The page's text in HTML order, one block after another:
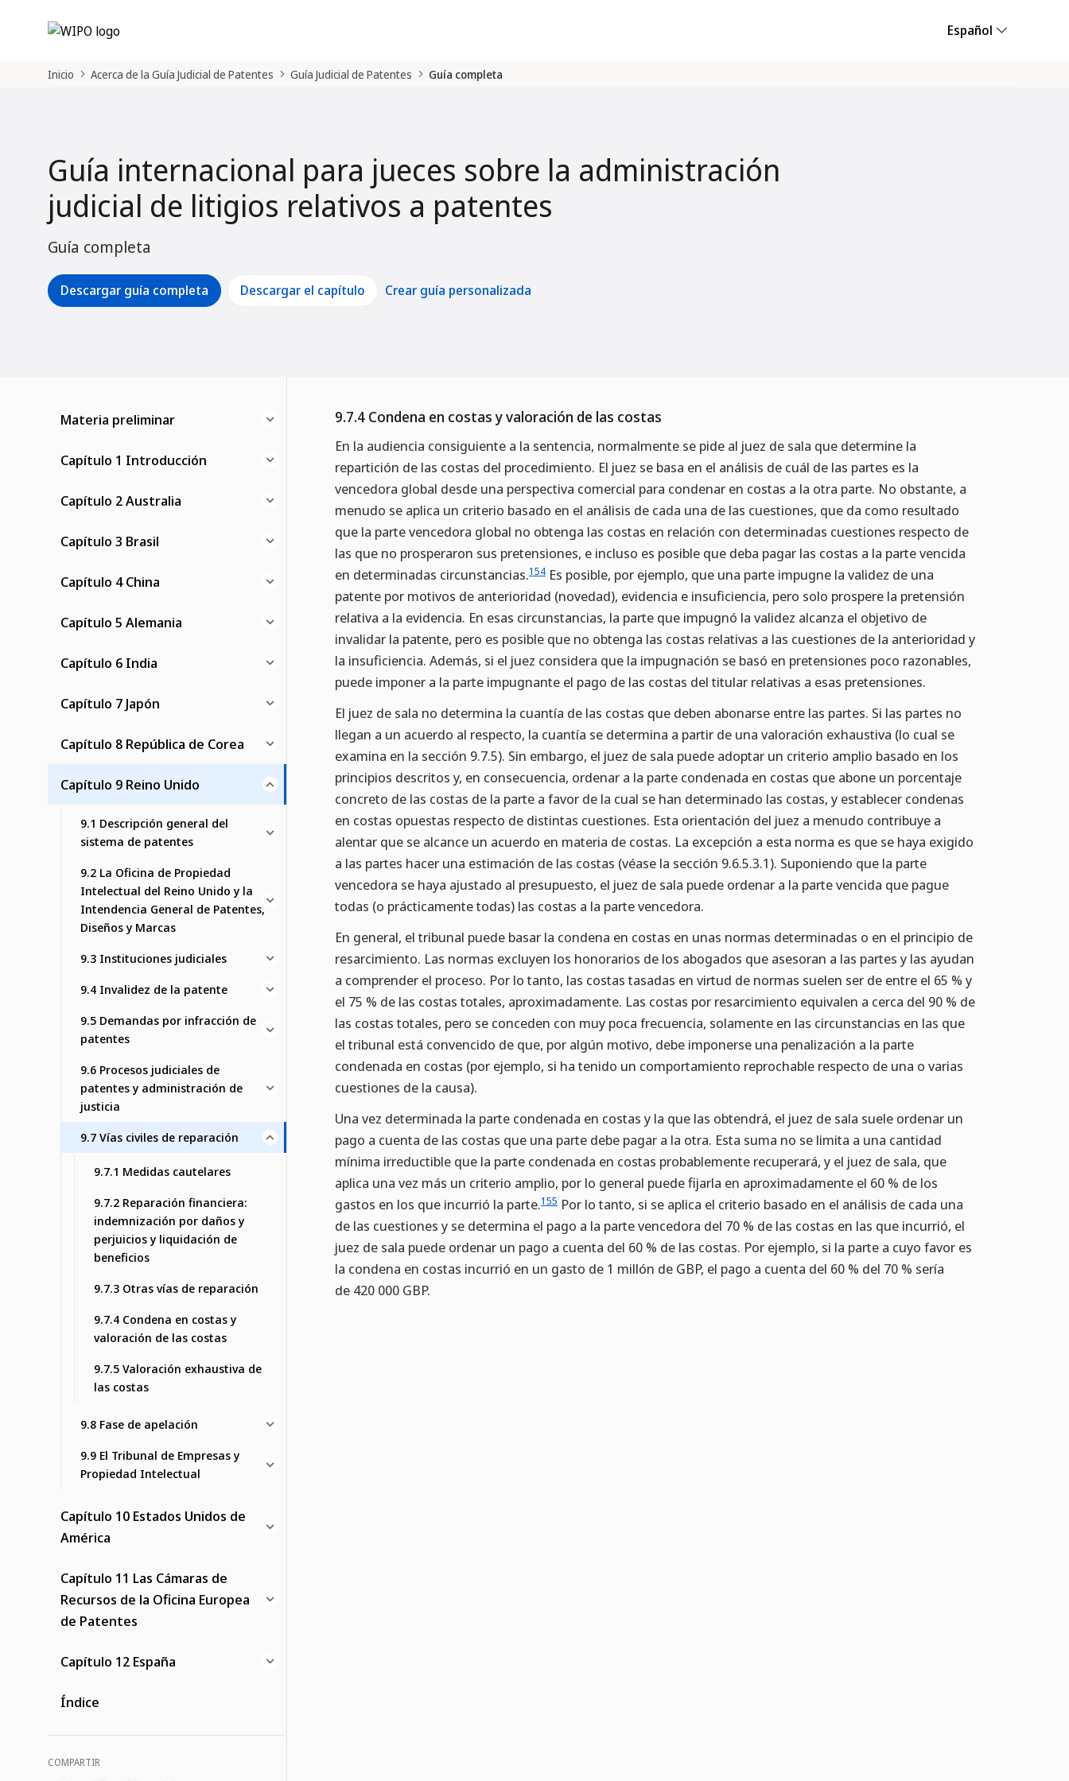
Español
Inicio Acerca de la Guía Judicial de Patentes Guía Judicial de Patentes Guía completa
Guía internacional para jueces sobre la administración
judicial de litigios relativos a patentes
Guía completa
Descargar guía completa Descargar el capítulo Crear guía personalizada
Materia preliminar
Capítulo 1 Introducción
Capítulo 2 Australia
Capítulo 3 Brasil
Capítulo 4 China
Capítulo 5 Alemania
Capítulo 6 India
Capítulo 7 Japón
Capítulo 8 República de Corea
Capítulo 9 Reino Unido
9.1 Descripción general del
sistema de patentes
9.2 La Oficina de Propiedad
Intelectual del Reino Unido y la
Intendencia General de Patentes,
Diseños y Marcas
9.3 Instituciones judiciales
9.4 Invalidez de la patente
9.5 Demandas por infracción de
patentes
9.6 Procesos judiciales de
patentes y administración de
justicia
9.7 Vías civiles de reparación
9.7.1 Medidas cautelares
9.7.2 Reparación financiera:
indemnización por daños y
perjuicios y liquidación de
beneficios
9.7.3 Otras vías de reparación
9.7.4 Condena en costas y
valoración de las costas
9.7.5 Valoración exhaustiva de
las costas
9.8 Fase de apelación
9.9 El Tribunal de Empresas y
Propiedad Intelectual
Capítulo 10 Estados Unidos de
América
Capítulo 11 Las Cámaras de
Recursos de la Oficina Europea
de Patentes
Capítulo 12 España
Índice
COMPARTIR
9.7.4 Condena en costas y valoración de las costas
En la audiencia consiguiente a la sentencia, normalmente se pide al juez de sala que determine la
repartición de las costas del procedimiento. El juez se basa en el análisis de cuál de las partes es la
vencedora global desde una perspectiva comercial para condenar en costas a la otra parte. No obstante, a
menudo se aplica un criterio basado en el análisis de cada una de las cuestiones, que da como resultado
que la parte vencedora global no obtenga las costas en relación con determinadas cuestiones respecto de
las que no prosperaron sus pretensiones, e incluso es posible que deba pagar las costas a la parte vencida
en determinadas circunstancias.154 Es posible, por ejemplo, que una parte impugne la validez de una
patente por motivos de anterioridad (novedad), evidencia e insuficiencia, pero solo prospere la pretensión
relativa a la evidencia. En esas circunstancias, la parte que impugnó la validez alcanza el objetivo de
invalidar la patente, pero es posible que no obtenga las costas relativas a las cuestiones de la anterioridad y
la insuficiencia. Además, si el juez considera que la impugnación se basó en pretensiones poco razonables,
puede imponer a la parte impugnante el pago de las costas del titular relativas a esas pretensiones.
El juez de sala no determina la cuantía de las costas que deben abonarse entre las partes. Si las partes no
llegan a un acuerdo al respecto, la cuantía se determina a partir de una valoración exhaustiva (lo cual se
examina en la sección 9.7.5). Sin embargo, el juez de sala puede adoptar un criterio amplio basado en los
principios descritos y, en consecuencia, ordenar a la parte condenada en costas que abone un porcentaje
concreto de las costas de la parte a favor de la cual se han determinado las costas, y establecer condenas
en costas opuestas respecto de distintas cuestiones. Esta orientación del juez a menudo contribuye a
alentar que se alcance un acuerdo en materia de costas. La excepción a esta norma es que se haya exigido
a las partes hacer una estimación de las costas (véase la sección 9.6.5.3.1). Suponiendo que la parte
vencedora se haya ajustado al presupuesto, el juez de sala puede ordenar a la parte vencida que pague
todas (o prácticamente todas) las costas a la parte vencedora.
En general, el tribunal puede basar la condena en costas en unas normas determinadas o en el principio de
resarcimiento. Las normas excluyen los honorarios de los abogados que asesoran a las partes y las ayudan
a comprender el proceso. Por lo tanto, las costas tasadas en virtud de normas suelen ser de entre el 65 % y
el 75 % de las costas totales, aproximadamente. Las costas por resarcimiento equivalen a cerca del 90 % de
las costas totales, pero se conceden con muy poca frecuencia, solamente en las circunstancias en las que
el tribunal está convencido de que, por algún motivo, debe imponerse una penalización a la parte
condenada en costas (por ejemplo, si ha tenido un comportamiento reprochable respecto de una o varias
cuestiones de la causa).
Una vez determinada la parte condenada en costas y la que las obtendrá, el juez de sala suele ordenar un
pago a cuenta de las costas que una parte debe pagar a la otra. Esta suma no se limita a una cantidad
mínima irreductible que la parte condenada en costas probablemente recuperará, y el juez de sala, que
aplica una vez más un criterio amplio, por lo general puede fijarla en aproximadamente el 60 % de los
gastos en los que incurrió la parte.155 Por lo tanto, si se aplica el criterio basado en el análisis de cada una
de las cuestiones y se determina el pago a la parte vencedora del 70 % de las costas en las que incurrió, el
juez de sala puede ordenar un pago a cuenta del 60 % de las costas. Por ejemplo, si la parte a cuyo favor es
la condena en costas incurrió en un gasto de 1 millón de GBP, el pago a cuenta del 60 % del 70 % sería
de 420 000 GBP.